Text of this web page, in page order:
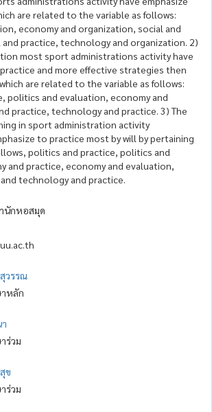
are related to the variable as follows:
economy and organization, social and
practice, technology and organization. 2)
most sport administrations activity have
and more effective strategies then
are related to the variable as follows:
politics and evaluation, economy and
practice, technology and practice. 3) The
in sport administration activity
to practice most by will by pertaining
politics and practice, politics and
and practice, economy and evaluation,
technology and practice.
นักหอสมุด
วรรณ
หลัก
ร่วม
ข
ร่วม